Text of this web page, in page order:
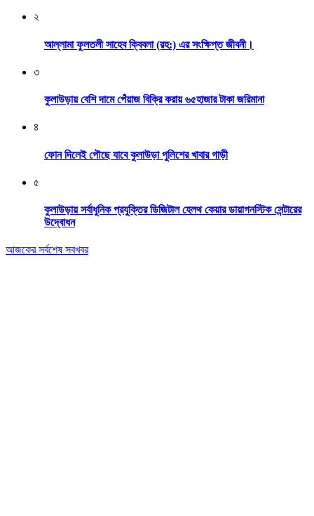
২
আল্লামা ফুলতলী সাহেব ক্বিবলা (রহ:) এর সংক্ষিপ্ত জীবনী।
৩
কুলাউড়ায় বেশি দামে পেঁয়াজ বিক্রি করায় ৬৫হাজার টাকা জরিমানা
৪
ফোন দিলেই পৌছে যাবে কুলাউড়া পুলিশের খাবার গাড়ী
৫
কুলাউড়ায় সর্বাধুনিক প্রযুক্তির ডিজিটাল হেলথ কেয়ার ডায়াগনস্টিক সেন্টারের
উদ্বোধন
আজকের সর্বশেষ সবখবর